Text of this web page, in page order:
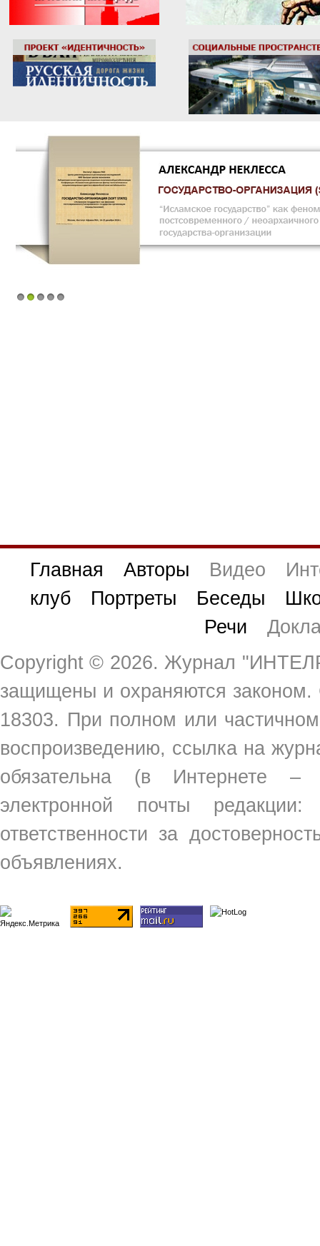
Главная Авторы Видео
клуб
Портреты Беседы
Речи
Copyright © 2026. Журнал
защищены и охраняются
18303. При полном или
воспроизведению, ссылка на
обязательна (в Интернете
электронной почты
ответственности за
объявлениях.